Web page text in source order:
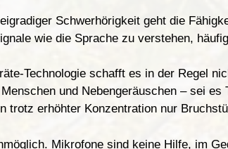
Schwerhörigkeit geht die
wie die Sprache zu verstehen,
te-Technologie schafft es in der Regel
und Nebengeräuschen – sei es
trotz erhöhter Konzentration nur
Mikrofone sind keine Hilfe, im